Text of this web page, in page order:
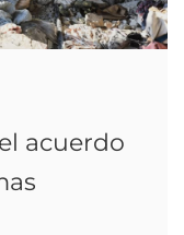
acuerdo